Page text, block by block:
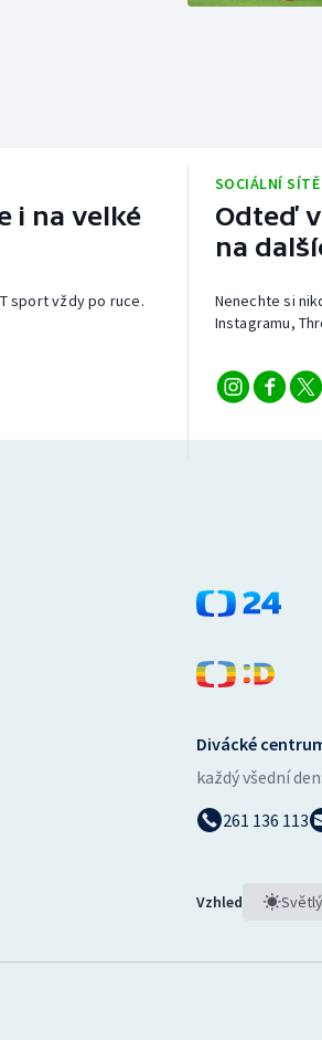
i na velké
sport vždy po ruce.
SOCIÁLNÍ SÍTĚ
Odteď
na
Nenechte si
Instagramu,
Divácké
každý všední den:
261 136 113
Vzhled Světlý